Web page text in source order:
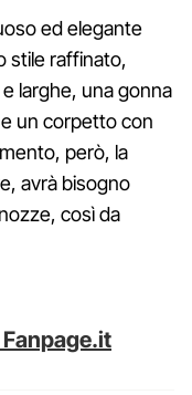
ed elegante
stile raffinato,
larghe, una gonna
un corpetto con
però, la
avrà bisogno
così da